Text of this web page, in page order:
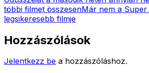
többi filmet összesenMár nem a
legsikeresebb filmje
Hozzászólások
Jelentkezz be a hozzászóláshoz.